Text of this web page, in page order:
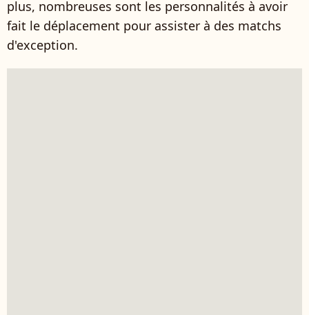
plus, nombreuses sont les personnalités à avoir
fait le déplacement pour assister à des matchs
d'exception.